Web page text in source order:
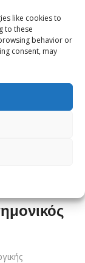
like cookies to
to these
behavior or
consent, may
Βούλας
Ώμου και στη
Κλινικής του